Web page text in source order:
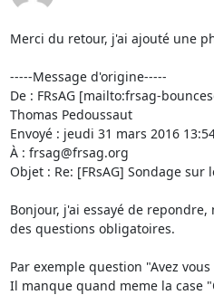
Merci du retour, j'ai ajouté une
-----Message d'origine-----
De : FRsAG [mailto:frsag-
Thomas Pedoussaut
Envoyé : jeudi 31 mars 2016
À : frsag@frsag.org
Objet : Re: [FRsAG] Sondage sur
Bonjour, j'ai essayé de
des questions obligatoires.
Par exemple question "Avez
Il manque quand meme la case